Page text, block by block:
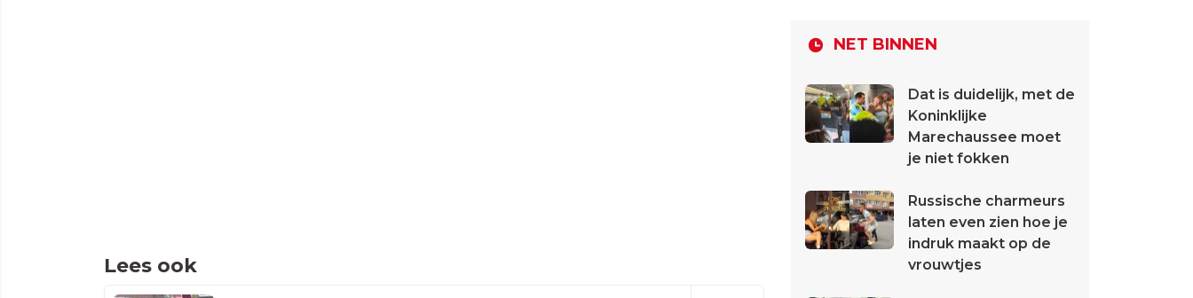
Lees ook
NET BINNEN
Dat is duidelijk, met de
Koninklijke
Marechaussee moet
je niet fokken
Russische charmeurs
laten even zien hoe je
indruk maakt op de
vrouwtjes